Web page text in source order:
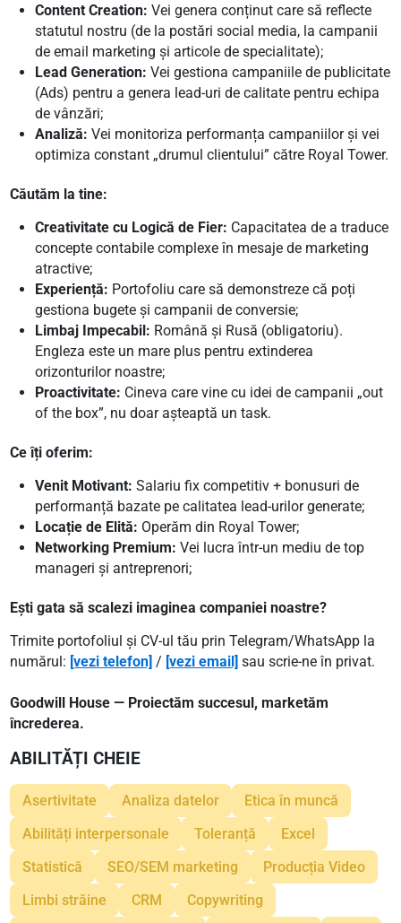
Content Creation: Vei genera conținut care să reflecte
statutul nostru (de la postări social media, la campanii
de email marketing și articole de specialitate);
Lead Generation: Vei gestiona campaniile de publicitate
(Ads) pentru a genera lead-uri de calitate pentru echipa
de vânzări;
Analiză: Vei monitoriza performanța campaniilor și vei
optimiza constant „drumul clientului” către Royal Tower.
Căutăm la tine:
Creativitate cu Logică de Fier: Capacitatea de a traduce
concepte contabile complexe în mesaje de marketing
atractive;
Experiență: Portofoliu care să demonstreze că poți
gestiona bugete și campanii de conversie;
Limbaj Impecabil: Română și Rusă (obligatoriu).
Engleza este un mare plus pentru extinderea
orizonturilor noastre;
Proactivitate: Cineva care vine cu idei de campanii „out
of the box”, nu doar așteaptă un task.
Ce îți oferim:
Venit Motivant: Salariu fix competitiv + bonusuri de
performanță bazate pe calitatea lead-urilor generate;
Locație de Elită: Operăm din Royal Tower;
Networking Premium: Vei lucra într-un mediu de top
manageri și antreprenori;
Ești gata să scalezi imaginea companiei noastre?
Trimite portofoliul și CV-ul tău prin Telegram/WhatsApp la
numărul: [vezi telefon] / [vezi email] sau scrie-ne în privat.
Goodwill House — Proiectăm succesul, marketăm
încrederea.
ABILITĂȚI CHEIE
Asertivitate Analiza datelor
Etica în muncă
Abilități interpersonale
Toleranță
Excel
Statistică
SEO/SEM marketing
Producția Video
Limbi străine
CRM
Copywriting